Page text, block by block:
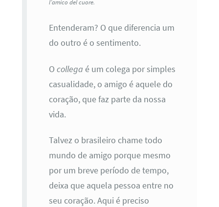
l’amico del cuore.
Entenderam? O que diferencia um
do outro é o sentimento.
O collega é um colega por simples
casualidade, o amigo é aquele do
coração, que faz parte da nossa
vida.
Talvez o brasileiro chame todo
mundo de amigo porque mesmo
por um breve período de tempo,
deixa que aquela pessoa entre no
seu coração. Aqui é preciso